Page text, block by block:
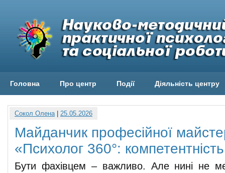
Головна Про центр Події Діяльність центру
Сокол Олена| 25.05.2026
Майданчик професійної
«Психолог 360°:
Бути фахівцем – важливо. Але нині не